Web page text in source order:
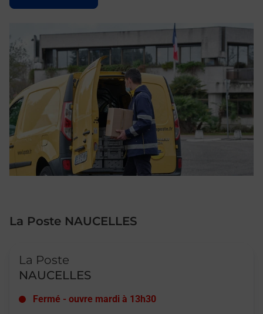
La Poste NAUCELLES
La Poste
NAUCELLES
Fermé - ouvre mardi à 13h30